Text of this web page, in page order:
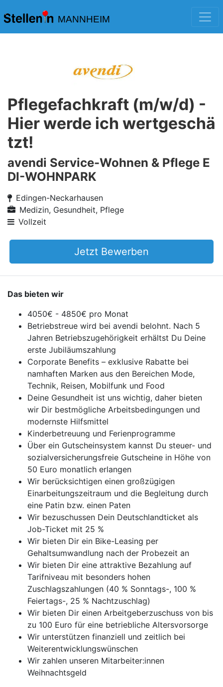
MANNHEIM
Pflegefachkraft (m/w/d) -
Hier werde ich wertgeschä
tzt!
avendi Service-Wohnen & Pflege E
DI-WOHNPARK
Edingen-Neckarhausen
Medizin, Gesundheit, Pflege
Vollzeit
Jetzt Bewerben
Das bieten wir
4050€ - 4850€ pro Monat
Betriebstreue wird bei avendi belohnt. Nach 5
Jahren Betriebszugehörigkeit erhältst Du Deine
erste Jubiläumszahlung
Corporate Benefits – exklusive Rabatte bei
namhaften Marken aus den Bereichen Mode,
Technik, Reisen, Mobilfunk und Food
Deine Gesundheit ist uns wichtig, daher bieten
wir Dir bestmögliche Arbeitsbedingungen und
modernste Hilfsmittel
Kinderbetreuung und Ferienprogramme
Über ein Gutscheinsystem kannst Du steuer- und
sozialversicherungsfreie Gutscheine in Höhe von
50 Euro monatlich erlangen
Wir berücksichtigen einen großzügigen
Einarbeitungszeitraum und die Begleitung durch
eine Patin bzw. einen Paten
Wir bezuschussen Dein Deutschlandticket als
Job-Ticket mit 25 %
Wir bieten Dir ein Bike-Leasing per
Gehaltsumwandlung nach der Probezeit an
Wir bieten Dir eine attraktive Bezahlung auf
Tarifniveau mit besonders hohen
Zuschlagszahlungen (40 % Sonntags-, 100 %
Feiertags-, 25 % Nachtzuschlag)
Wir bieten Dir einen Arbeitgeberzuschuss von bis
zu 100 Euro für eine betriebliche Altersvorsorge
Wir unterstützen finanziell und zeitlich bei
Weiterentwicklungswünschen
Wir zahlen unseren Mitarbeiter:innen
Weihnachtsgeld